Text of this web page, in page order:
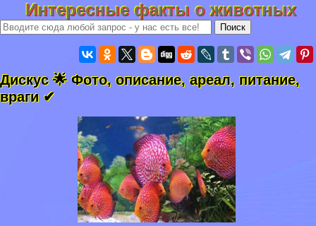
Интересные факты о животных
Дискус 🌟 Фото, описание, ареал, питание,
враги ✔